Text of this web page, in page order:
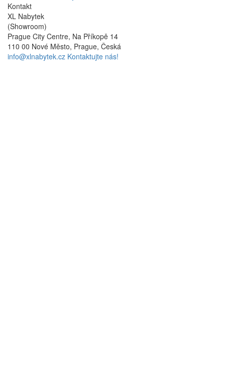
Kontakt
XL Nabytek
(Showroom)
Prague City Centre, Na Příkopě 14
110 00 Nové Město, Prague, Česká
info@xlnabytek.cz Kontaktujte nás!